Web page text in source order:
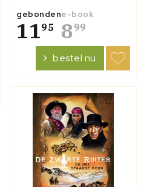
oudste zus Evi. Evi gaat
niet naar school, maar
helpt Mutti thuis met
allerlei klusjes. Evi is niet
zo slim, maar wel een
ontzettend lieve, altijd
behulpzame...
gebonden
1195
e-book
899
bestel nu